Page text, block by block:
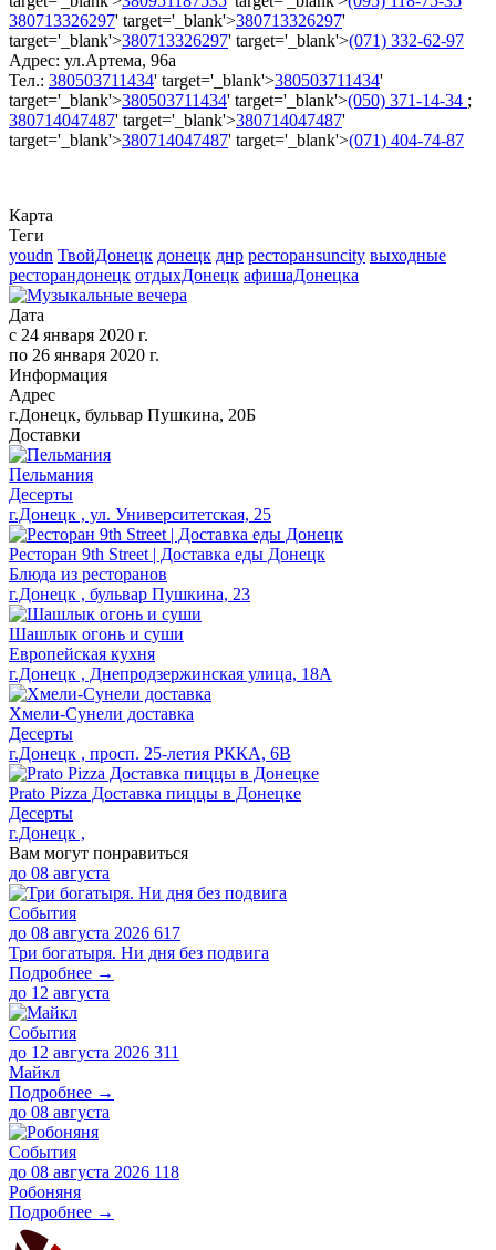
380713326297' target='_blank'>380713326297'
target='_blank'>380713326297' target='_blank'>(071) 332-62-97
Адрес: ул.Артема, 96а
Тел.: 380503711434' target='_blank'>380503711434'
target='_blank'>380503711434' target='_blank'>(050) 371-14-34 ;
380714047487' target='_blank'>380714047487'
target='_blank'>380714047487' target='_blank'>(071) 404-74-87
Карта
Теги
youdn ТвойДонецк донецк днр ресторанsuncity выходные
ресторандонецк отдыхДонецк афишаДонецка
Дата
с 24 января 2020 г.
по 26 января 2020 г.
Информация
Адрес
г.Донецк, бульвар Пушкина, 20Б
Доставки
Пельмания
Десерты
г.Донецк , ул. Университетская, 25
Ресторан 9th Street | Доставка еды Донецк
Блюда из ресторанов
г.Донецк , бульвар Пушкина, 23
Шашлык огонь и суши
Европейская кухня
г.Донецк , Днепродзержинская улица, 18А
Хмели-Сунели доставка
Десерты
г.Донецк , просп. 25-летия РККА, 6В
Prato Pizza Доставка пиццы в Донецке
Десерты
г.Донецк ,
Вам могут понравиться
до 08 августа
События
до 08 августа 2026 617
Три богатыря. Ни дня без подвига
Подробнее →
до 12 августа
События
до 12 августа 2026 311
Майкл
Подробнее →
до 08 августа
События
до 08 августа 2026 118
Робоняня
Подробнее →